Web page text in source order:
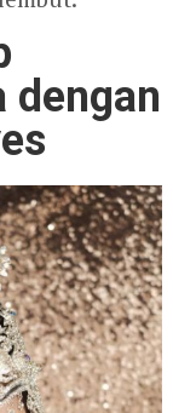
dengan